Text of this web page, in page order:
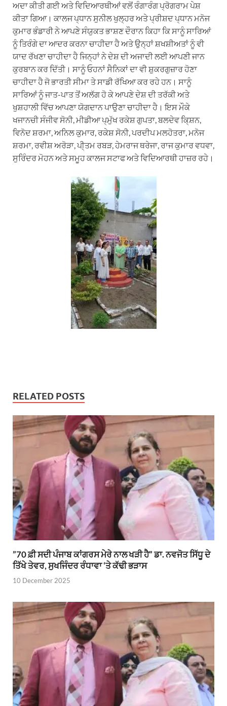
ਅਦਾ ਕੀਤੀ ਗਈ ਅਤੇ ਵਿਦਿਆਰਥੀਆਂ ਵਲੋਂ ਰੰਗਾਰੰਗ ਪ੍ਰੋਗਰਾਮ ਪੇਸ਼
ਕੀਤਾ ਗਿਆ। ਕਾਲਜ ਪ੍ਧਾਨ ਸੁਨੀਲ ਖੁਲ੍ਹਰ ਅਤੇ ਪ੍ਰੀਸ਼ਦ ਪ੍ਧਾਨ ਮਨੋਜ
ਕੁਮਾਰ ਭੰਡਾਰੀ ਨੇ ਆਪਣੇ ਸੰਯੁਕਤ ਭਾਸ਼ਣ ਦੌਰਾਨ ਕਿਹਾ ਕਿ ਸਾਨੂੰ ਸਾਰਿਆਂ
ਨੂੰ ਤਿਰੰਗੇ ਦਾ ਆਦਰ ਕਰਨਾ ਚਾਹੀਦਾ ਹੈ ਅਤੇ ਉਨ੍ਹਾਂ ਸ਼ਖਸ਼ੀਅਤਾਂ ਨੂੰ ਵੀ
ਯਾਦ ਰੱਖਣਾ ਚਾਹੀਦਾ ਹੈ ਜਿਨ੍ਹਾਂ ਨੇ ਦੇਸ਼ ਦੀ ਅਜਾਦੀ ਲਈ ਆਪਣੀ ਜਾਨ
ਕੁਰਬਾਨ ਕਰ ਦਿੱਤੀ। ਸਾਨੂੰ ਓਹਨਾਂ ਸੈਨਿਕਾਂ ਦਾ ਵੀ ਸ਼ੁਕਰਗੁਜ਼ਾਰ ਹੋਣਾ
ਚਾਹੀਦਾ ਹੈ ਜੋ ਭਾਰਤੀ ਸੀਮਾ ਤੇ ਸਾਡੀ ਰੱਖਿਆ ਕਰ ਰਹੇ ਹਨ। ਸਾਨੂੰ
ਸਾਰਿਆਂ ਨੂੰ ਜਾਤ-ਪਾਤ ਤੋਂ ਅਲੱਗ ਹੋ ਕੇ ਆਪਣੇ ਦੇਸ਼ ਦੀ ਤਰੱਕੀ ਅਤੇ
ਖੁਸ਼ਹਾਲੀ ਵਿੱਚ ਆਪਣਾ ਯੋਗਦਾਨ ਪਾਉਣਾ ਚਾਹੀਦਾ ਹੈ। ਇਸ ਮੌਕੇ
ਖਜਾਨਚੀ ਸੰਜੀਵ ਸੋਨੀ, ਮੀਡੀਆ ਪ੍ਮੁੱਖ ਰਕੇਸ਼ ਗੁਪਤਾ, ਬਲਦੇਵ ਕਿ੍ਸ਼ਨ,
ਵਿਨੋਦ ਸ਼ਰਮਾ, ਅਨਿਲ ਕੁਮਾਰ, ਰਕੇਸ਼ ਸੋਨੀ, ਪਰਦੀਪ ਮਲਹੋਤਰਾ, ਮਨੋਜ
ਸ਼ਰਮਾ, ਰਵੀਸ਼ ਅਰੋੜਾ, ਪੀ੍ਤਮ ਰਬੜ, ਹੇਮਰਾਜ ਥਰੇਜਾ, ਰਾਜ ਕੁਮਾਰ ਵਧਵਾ,
ਸੁਰਿੰਦਰ ਮੋਹਨ ਅਤੇ ਸਮੂਹ ਕਾਲਜ ਸਟਾਫ ਅਤੇ ਵਿਦਿਆਰਥੀ ਹਾਜ਼ਰ ਰਹੇ।
RELATED POSTS
”70 ਫ਼ੀ ਸਦੀ ਪੰਜਾਬ ਕਾਂਗਰਸ ਮੇਰੇ ਨਾਲ ਖੜੀ ਹੈ” ਡਾ. ਨਵਜੋਤ ਸਿੱਧੂ ਦੇ
ਤਿੱਖੇ ਤੇਵਰ, ਸੁਖਜਿੰਦਰ ਰੰਧਾਵਾ ‘ਤੇ ਕੱਢੀ ਭੜਾਸ
10 December 2025